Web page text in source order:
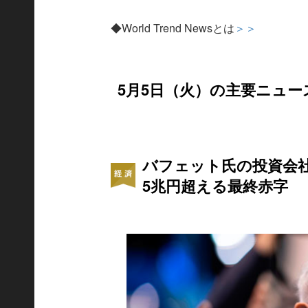
◆World Trend Newsとは ＞＞
5月5日（火）の主要ニュー
バフェット氏の投資会
5兆円超える最終赤字